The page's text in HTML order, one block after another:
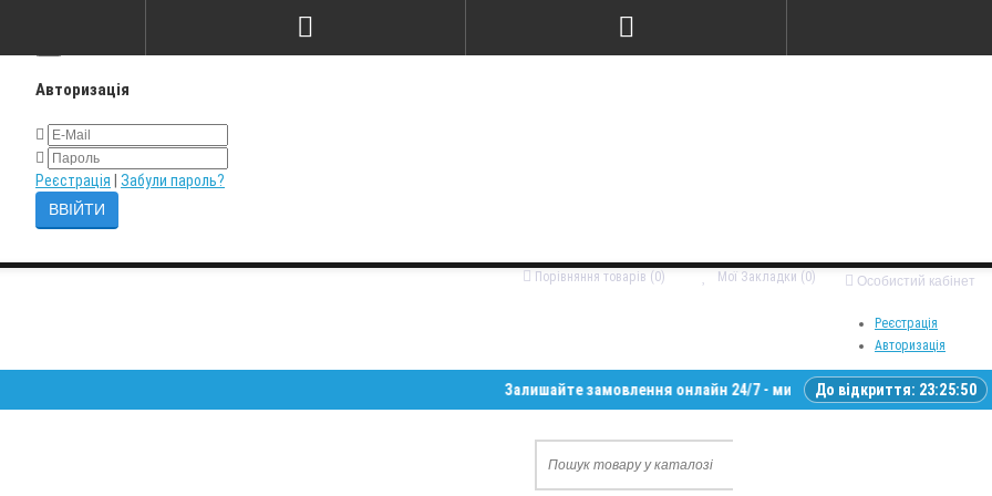
Авторизація
Реєстрація Забули пароль?
Особистий кабінет
Реєстрація
Авторизація
Мої Закладки (0)
Порівняння товарів (0)
Залишайте замовлення онлайн 24/7 - ми зв’яжемося з вами у робочий час
До відкриття: 23:25:49